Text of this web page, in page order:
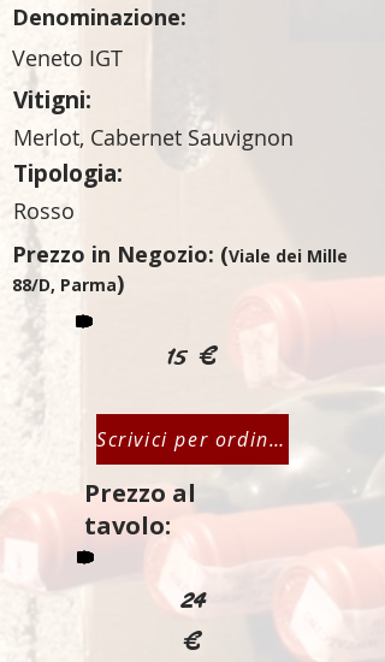
Denominazione:
Veneto IGT
Vitigni:
Merlot, Cabernet Sauvignon
Tipologia:
Rosso
Prezzo in Negozio: (Viale dei Mille
88/D, Parma)
15 €
Scrivici per ordinare
Prezzo al
tavolo:
24
€